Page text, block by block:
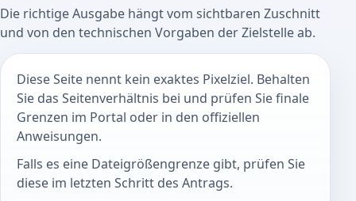
Die richtige Ausgabe hängt vom sichtbaren Zuschnitt
und von den technischen Vorgaben der Zielstelle ab.
Diese Seite nennt kein exaktes Pixelziel. Behalten
Sie das Seitenverhältnis bei und prüfen Sie finale
Grenzen im Portal oder in den offiziellen
Anweisungen.
Falls es eine Dateigrößengrenze gibt, prüfen Sie
diese im letzten Schritt des Antrags.